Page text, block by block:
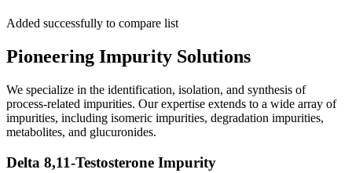
Added successfully to compare list
Pioneering Impurity Solutions
We specialize in the identification, isolation, and synthesis of
process-related impurities. Our expertise extends to a wide array of
impurities, including isomeric impurities, degradation impurities,
metabolites, and glucuronides.
Delta 8,11-Testosterone Impurity